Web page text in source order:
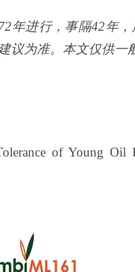
年进行，事隔42年
议为准。本文仅供一
of Young